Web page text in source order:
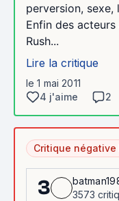
perversion,
Enfin des
Rush...
Lire la critique
le 1 mai 2011
4 j'aime
2
Critique
3
3573